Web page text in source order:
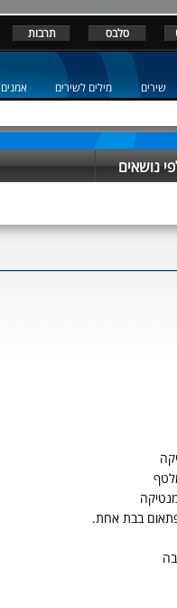
סלבס תרבות
שירים מילים לשירים אמנים
נושאים
בבת אחת.